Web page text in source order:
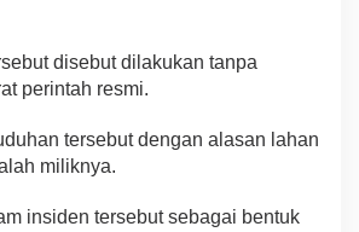
disebut dilakukan tanpa
perintah resmi.
tersebut dengan alasan lahan
miliknya.
insiden tersebut sebagai bentuk